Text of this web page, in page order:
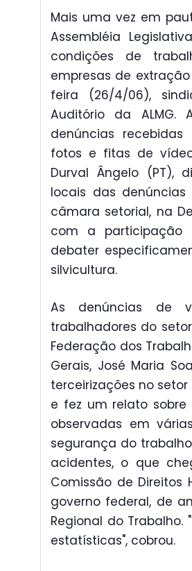
Mais uma vez em
Assembléia
condições de
empresas de
feira (26/4/06),
Auditório da
denúncias
fotos e fitas de
Durval Ângelo (PT),
locais das
câmara setorial, na
com a participação
debater
silvicultura.
As denúncias de
trabalhadores do
Federação dos
Gerais, José Maria
terceirizações no
e fez um relato
observadas em
segurança do
acidentes, o que
Comissão de
governo federal, de
Regional do
estatísticas", cobrou.